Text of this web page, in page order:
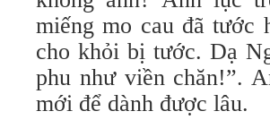
miếng mo cau đã tước
cho khỏi bị tước. Dạ
phu như viền chăn!”.
mới để dành được lâu.